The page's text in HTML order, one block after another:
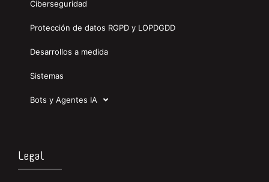
Ciberseguridad
Protección de datos RGPD y LOPDGDD
Desarrollos a medida
Sistemas
Bots y Agentes IA
Legal